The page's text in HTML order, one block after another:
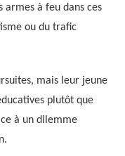
armes à feu dans ces
ou du trafic
mais leur jeune
plutôt que
à un dilemme